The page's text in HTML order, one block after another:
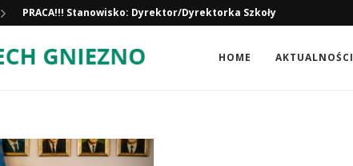
PRACA!!! Stanowisko: Dyrektor/Dyrektorka Szkoły
HOME
AKTUALNOŚCI